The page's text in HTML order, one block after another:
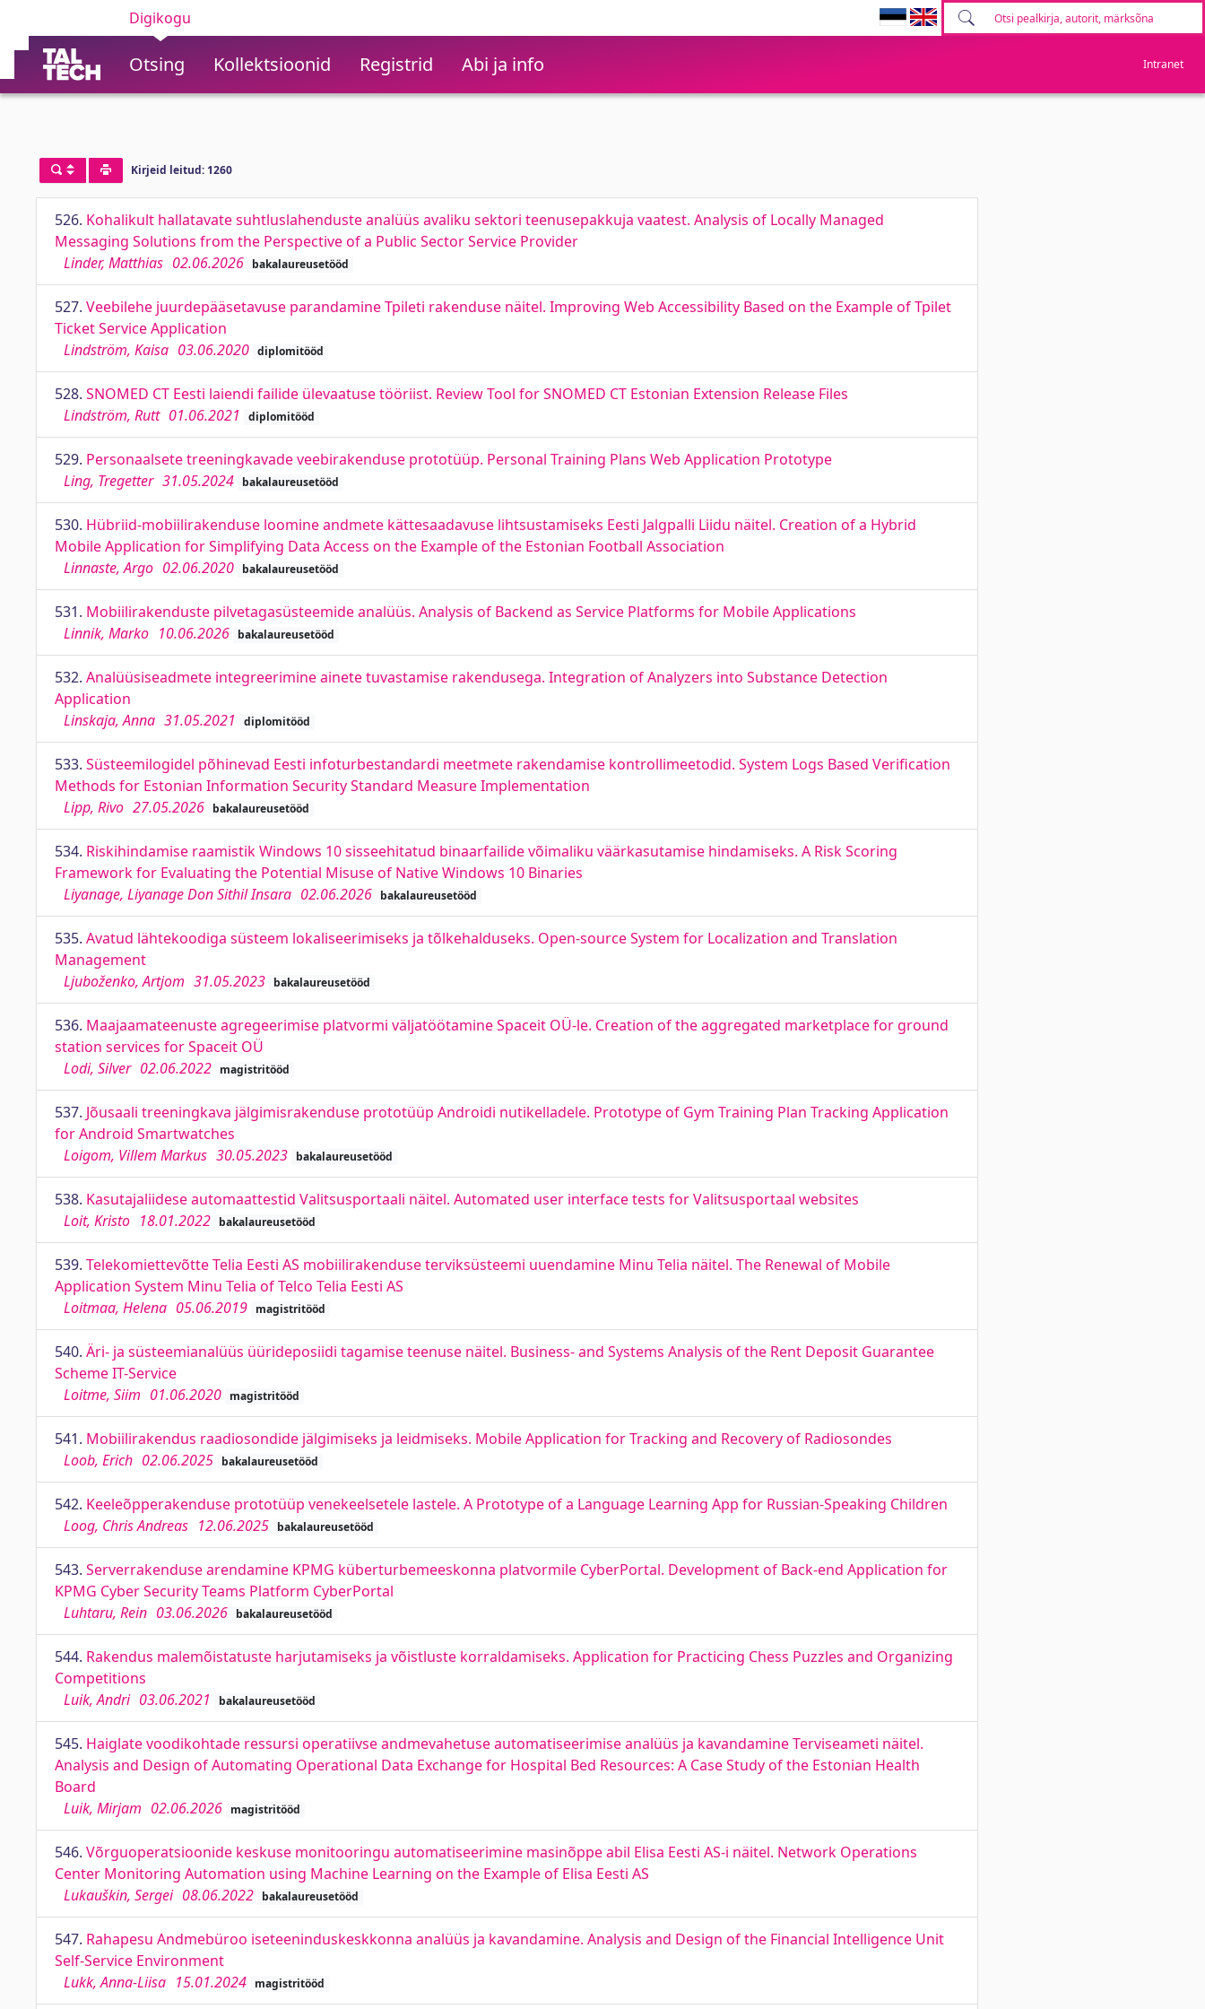
Digikogu
Otsing Kollektsioonid Registrid Abi ja info Intranet
Kirjeid leitud: 1260
526. Kohalikult hallatavate suhtluslahenduste analüüs avaliku sektori teenusepakkuja vaatest. Analysis of Locally Managed
Messaging Solutions from the Perspective of a Public Sector Service Provider
Linder, Matthias 02.06.2026 bakalaureusetööd
527. Veebilehe juurdepääsetavuse parandamine Tpileti rakenduse näitel. Improving Web Accessibility Based on the Example of Tpilet
Ticket Service Application
Lindström, Kaisa 03.06.2020 diplomitööd
528. SNOMED CT Eesti laiendi failide ülevaatuse tööriist. Review Tool for SNOMED CT Estonian Extension Release Files
Lindström, Rutt 01.06.2021 diplomitööd
529. Personaalsete treeningkavade veebirakenduse prototüüp. Personal Training Plans Web Application Prototype
Ling, Tregetter 31.05.2024 bakalaureusetööd
530. Hübriid-mobiilirakenduse loomine andmete kättesaadavuse lihtsustamiseks Eesti Jalgpalli Liidu näitel. Creation of a Hybrid
Mobile Application for Simplifying Data Access on the Example of the Estonian Football Association
Linnaste, Argo 02.06.2020 bakalaureusetööd
531. Mobiilirakenduste pilvetagasüsteemide analüüs. Analysis of Backend as Service Platforms for Mobile Applications
Linnik, Marko 10.06.2026 bakalaureusetööd
532. Analüüsiseadmete integreerimine ainete tuvastamise rakendusega. Integration of Analyzers into Substance Detection
Application
Linskaja, Anna 31.05.2021 diplomitööd
533. Süsteemilogidel põhinevad Eesti infoturbestandardi meetmete rakendamise kontrollimeetodid. System Logs Based Verification
Methods for Estonian Information Security Standard Measure Implementation
Lipp, Rivo 27.05.2026 bakalaureusetööd
534. Riskihindamise raamistik Windows 10 sisseehitatud binaarfailide võimaliku väärkasutamise hindamiseks. A Risk Scoring
Framework for Evaluating the Potential Misuse of Native Windows 10 Binaries
Liyanage, Liyanage Don Sithil Insara 02.06.2026 bakalaureusetööd
535. Avatud lähtekoodiga süsteem lokaliseerimiseks ja tõlkehalduseks. Open-source System for Localization and Translation
Management
Ljuboženko, Artjom 31.05.2023 bakalaureusetööd
536. Maajaamateenuste agregeerimise platvormi väljatöötamine Spaceit OÜ-le. Creation of the aggregated marketplace for ground
station services for Spaceit OÜ
Lodi, Silver 02.06.2022 magistritööd
537. Jõusaali treeningkava jälgimisrakenduse prototüüp Androidi nutikelladele. Prototype of Gym Training Plan Tracking Application
for Android Smartwatches
Loigom, Villem Markus 30.05.2023 bakalaureusetööd
538. Kasutajaliidese automaattestid Valitsusportaali näitel. Automated user interface tests for Valitsusportaal websites
Loit, Kristo 18.01.2022 bakalaureusetööd
539. Telekomiettevõtte Telia Eesti AS mobiilirakenduse terviksüsteemi uuendamine Minu Telia näitel. The Renewal of Mobile
Application System Minu Telia of Telco Telia Eesti AS
Loitmaa, Helena 05.06.2019 magistritööd
540. Äri- ja süsteemianalüüs üürideposiidi tagamise teenuse näitel. Business- and Systems Analysis of the Rent Deposit Guarantee
Scheme IT-Service
Loitme, Siim 01.06.2020 magistritööd
541. Mobiilirakendus raadiosondide jälgimiseks ja leidmiseks. Mobile Application for Tracking and Recovery of Radiosondes
Loob, Erich 02.06.2025 bakalaureusetööd
542. Keeleõpperakenduse prototüüp venekeelsetele lastele. A Prototype of a Language Learning App for Russian-Speaking Children
Loog, Chris Andreas 12.06.2025 bakalaureusetööd
543. Serverrakenduse arendamine KPMG küberturbemeeskonna platvormile CyberPortal. Development of Back-end Application for
KPMG Cyber Security Teams Platform CyberPortal
Luhtaru, Rein 03.06.2026 bakalaureusetööd
544. Rakendus malemõistatuste harjutamiseks ja võistluste korraldamiseks. Application for Practicing Chess Puzzles and Organizing
Competitions
Luik, Andri 03.06.2021 bakalaureusetööd
545. Haiglate voodikohtade ressursi operatiivse andmevahetuse automatiseerimise analüüs ja kavandamine Terviseameti näitel.
Analysis and Design of Automating Operational Data Exchange for Hospital Bed Resources: A Case Study of the Estonian Health
Board
Luik, Mirjam 02.06.2026 magistritööd
546. Võrguoperatsioonide keskuse monitooringu automatiseerimine masinõppe abil Elisa Eesti AS-i näitel. Network Operations
Center Monitoring Automation using Machine Learning on the Example of Elisa Eesti AS
Lukauškin, Sergei 08.06.2022 bakalaureusetööd
547. Rahapesu Andmebüroo iseteeninduskeskkonna analüüs ja kavandamine. Analysis and Design of the Financial Intelligence Unit
Self-Service Environment
Lukk, Anna-Liisa 15.01.2024 magistritööd